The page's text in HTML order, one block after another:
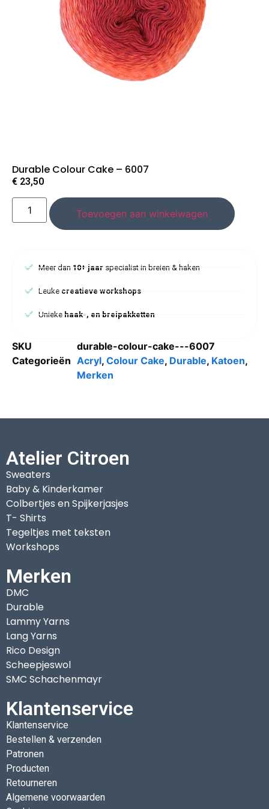
Durable Colour Cake – 6007
€ 23,50
Toevoegen aan winkelwagen
Meer dan 10+ jaar specialist in breien & haken
Leuke creatieve workshops
Uniekehaak-, en breipakketten
SKU
durable-colour-cake---6007
Categorieën Acryl, Colour Cake, Durable, Katoen,
Merken
Atelier Citroen
Sweaters
Baby & Kinderkamer
Colbertjes en Spijkerjasjes
T- Shirts
Tegeltjes met teksten
Workshops
Merken
DMC
Durable
Lammy Yarns
Lang Yarns
Rico Design
Scheepjeswol
SMC Schachenmayr
Klantenservice
Klantenservice
Bestellen & verzenden
Patronen
Producten
Retourneren
Algemene voorwaarden